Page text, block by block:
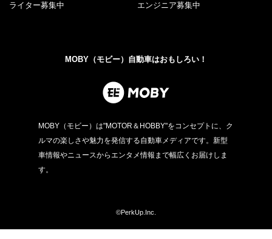
ライター募集中 エンジニア募集中
MOBY（モビー）自動車はおもしろい！
MOBY（モビー）は"MOTOR＆HOBBY"をコンセプトに、ク
ルマの楽しさや魅力を発信する自動車メディアです。新型
車情報やニュースからエンタメ情報まで幅広くお届けしま
す。
©PerkUp.Inc.